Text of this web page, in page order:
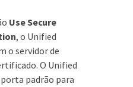
Use Secure
, o Unified
o servidor de
O Unified
padrão para